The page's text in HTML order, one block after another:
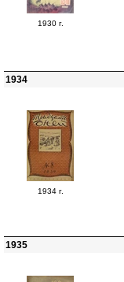
1930 г.
1934
1934 г.
1935